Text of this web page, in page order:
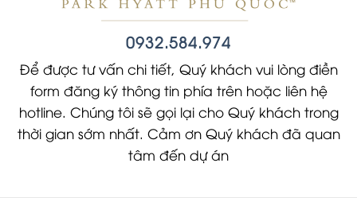
0932.584.974
Để được tư vấn chi tiết, Quý khách vui lòng điền
form đăng ký thông tin phía trên hoặc liên hệ
hotline. Chúng tôi sẽ gọi lại cho Quý khách trong
thời gian sớm nhất. Cảm ơn Quý khách đã quan
tâm đến dự án